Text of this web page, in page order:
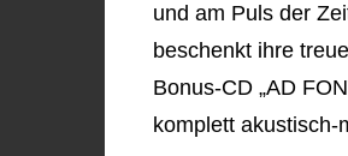
und am Puls der
beschenkt ihre
Bonus-CD „AD
komplett akustisch-